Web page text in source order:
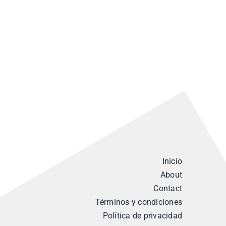
Inicio
About
Contact
Términos y condiciones
Política de privacidad